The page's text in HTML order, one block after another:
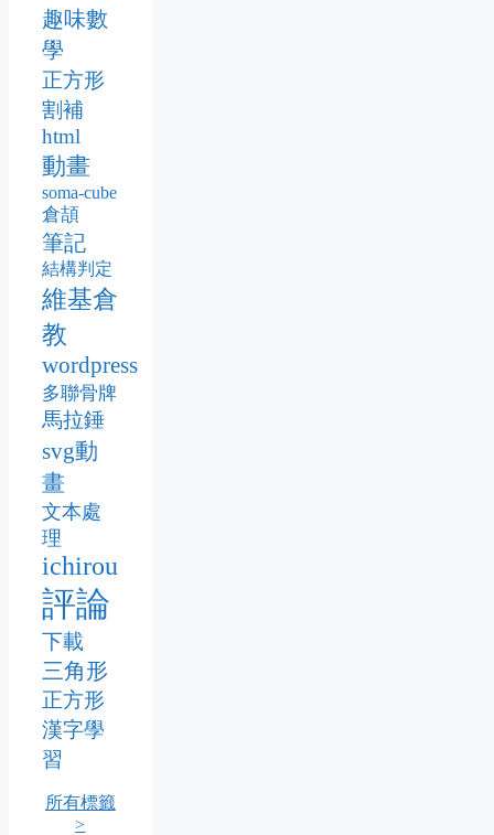
趣味數
學
正方形
割補
html
動畫
soma-cube
倉頡
筆記
結構判定
維基倉
教
wordpress
多聯骨牌
馬拉錘
svg動
畫
文本處
理
ichirou
評論
下載
三角形
正方形
漢字學
習
所有標籤
>